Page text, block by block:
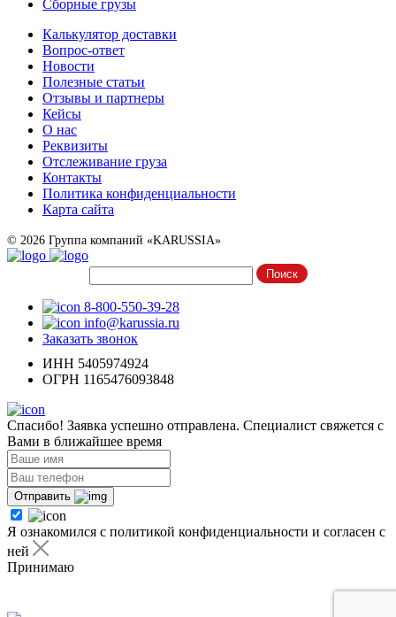
Сборные грузы
Калькулятор доставки
Вопрос-ответ
Новости
Полезные статьи
Отзывы и партнеры
Кейсы
О нас
Реквизиты
Отслеживание груза
Контакты
Политика конфиденциальности
Карта сайта
© 2026 Группа компаний «KARUSSIA»
8-800-550-39-28
info@karussia.ru
Заказать звонок
ИНН 5405974924
ОГРН 1165476093848
Спасибо! Заявка успешно отправлена. Специалист свяжется с
Вами в ближайшее время
Отправить
Я ознакомился с политикой конфиденциальности и согласен с
ней
Принимаю